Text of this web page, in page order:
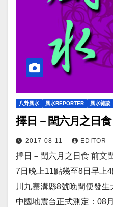
八卦風水 風水REPORTER 風水雜談
擇日－閏六月之日食
2017-08-11 EDITOR
擇日－閏六月之日食 前文
7日晚上11點幾至8日早上
川九寨溝縣8號晚間便發生
中國地震台正式測定：08